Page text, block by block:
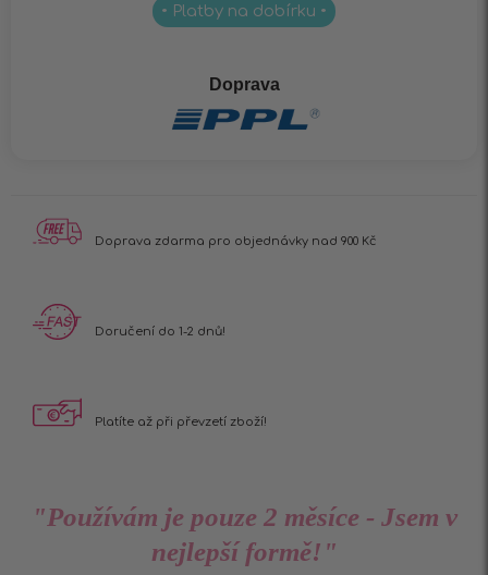
• Platby na dobírku •
Doprava
Doprava zdarma pro objednávky nad 900 Kč
Doručení do 1-2 dnů!
Platíte až při převzetí zboží!
"Používám je pouze 2 měsíce - Jsem v
nejlepší formě!"